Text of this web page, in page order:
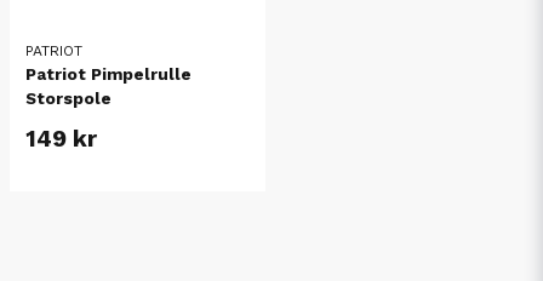
PATRIOT
Patriot Pimpelrulle
Storspole
149 kr